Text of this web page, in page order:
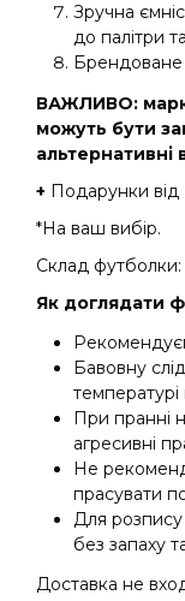
Зручна
до палітри
Брендоване
ВАЖЛИВО:
можуть бути
альтернативні
+ Подарунки від
*На ваш вибір.
Склад
Як доглядати
Бавовну
При пранні
агресивні
Не
прасувати
Для розпису
без запаху
Доставка не